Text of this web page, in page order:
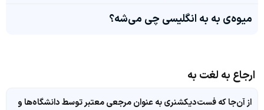
میوه‌ی به به انگلیسی چی می‌شه؟
ارجاع به لغت به
از آن‌جا که فست‌دیکشنری به عنوان مرجعی معتبر توسط دانشگاه‌ها و